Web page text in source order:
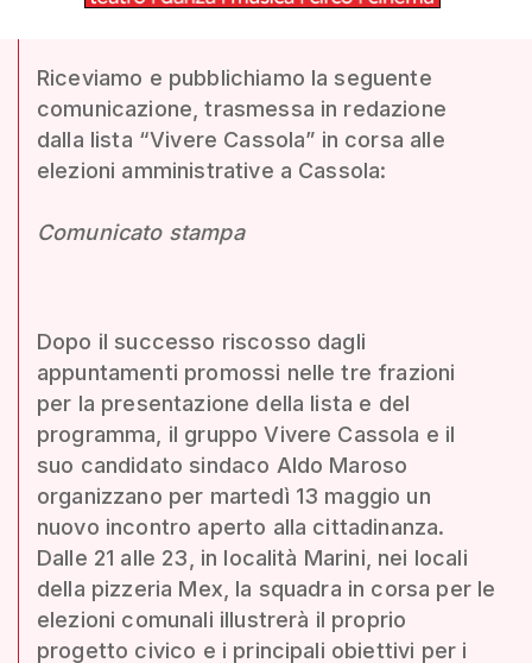
Riceviamo e pubblichiamo la seguente
comunicazione, trasmessa in redazione
dalla lista “Vivere Cassola” in corsa alle
elezioni amministrative a Cassola:
Comunicato stampa
Dopo il successo riscosso dagli
appuntamenti promossi nelle tre frazioni
per la presentazione della lista e del
programma, il gruppo Vivere Cassola e il
suo candidato sindaco Aldo Maroso
organizzano per martedì 13 maggio un
nuovo incontro aperto alla cittadinanza.
Dalle 21 alle 23, in località Marini, nei locali
della pizzeria Mex, la squadra in corsa per le
elezioni comunali illustrerà il proprio
progetto civico e i principali obiettivi per i